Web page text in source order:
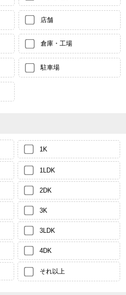
店舗
倉庫・工場
駐車場
1K
1LDK
2DK
3K
3LDK
4DK
それ以上